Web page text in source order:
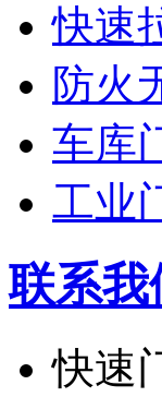
快速
防火
车库
工业
联系我
快速